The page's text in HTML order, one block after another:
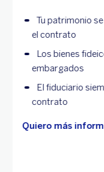
Tu patrimonio
el contrato
Los bienes
embargados
El fiduciario
contrato
Quiero más